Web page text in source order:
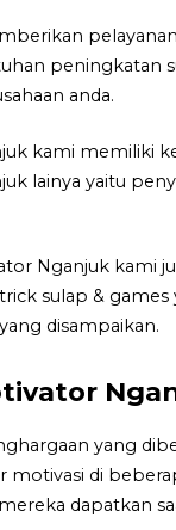
peningkatan
anda.
kami memiliki
lainya yaitu
Nganjuk kami
sulap & games
disampaikan.
yang
motivasi di
dapatkan